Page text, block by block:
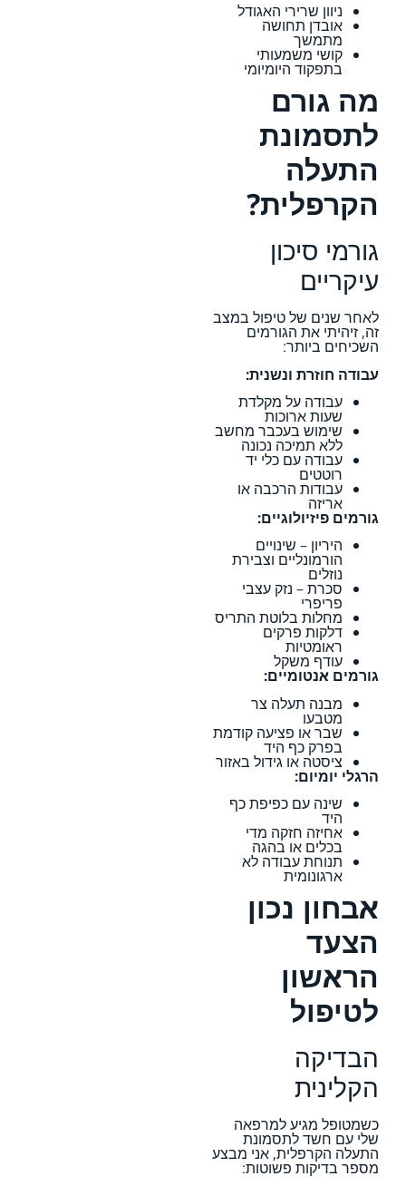
ניוון שרירי האגודל
אובדן תחושה
מתמשך
קושי משמעותי
בתפקוד היומיומי
מה גורם
לתסמונת
התעלה
הקרפלית?
גורמי סיכון
עיקריים
לאחר שנים של טיפול במצב
זה, זיהיתי את הגורמים
השכיחים ביותר:
עבודה חוזרת ונשנית:
עבודה על מקלדת
שעות ארוכות
שימוש בעכבר מחשב
ללא תמיכה נכונה
עבודה עם כלי יד
רוטטים
עבודות הרכבה או
אריזה
גורמים פיזיולוגיים:
היריון – שינויים
הורמונליים וצבירת
נוזלים
סכרת – נזק עצבי
פריפרי
מחלות בלוטת התריס
דלקות פרקים
ראומטיות
עודף משקל
גורמים אנטומיים:
מבנה תעלה צר
מטבעו
שבר או פציעה קודמת
בפרק כף היד
ציסטה או גידול באזור
הרגלי יומיום:
שינה עם כפיפת כף
היד
אחיזה חזקה מדי
בכלים או בהגה
תנוחת עבודה לא
ארגונומית
אבחון נכון
הצעד
הראשון
לטיפול
הבדיקה
הקלינית
כשמטופל מגיע למרפאה
שלי עם חשד לתסמונת
התעלה הקרפלית, אני מבצע
מספר בדיקות פשוטות: